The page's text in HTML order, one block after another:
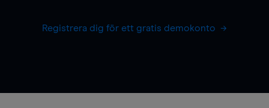
Registrera dig för ett gratis demokonto